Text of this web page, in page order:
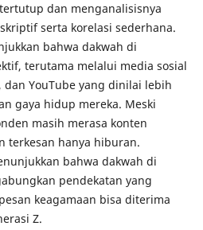
dan menganalisisnya
serta korelasi sederhana.
bahwa dakwah di
terutama melalui media sosial
YouTube yang dinilai lebih
gaya hidup mereka. Meski
masih merasa konten
terkesan hanya hiburan.
bahwa dakwah di
pendekatan yang
keagamaan bisa diterima
Z.